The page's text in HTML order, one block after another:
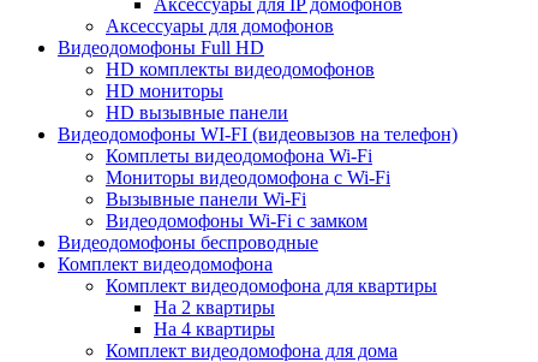
Аксессуары для IP домофонов
Аксессуары для домофонов
Видеодомофоны Full HD
HD комплекты видеодомофонов
HD мониторы
HD вызывные панели
Видеодомофоны WI-FI (видеовызов на телефон)
Комплеты видеодомофона Wi-Fi
Мониторы видеодомофона с Wi-Fi
Вызывные панели Wi-Fi
Видеодомофоны Wi-Fi с замком
Видеодомофоны беспроводные
Комплект видеодомофона
Комплект видеодомофона для квартиры
На 2 квартиры
На 4 квартиры
Комплект видеодомофона для дома